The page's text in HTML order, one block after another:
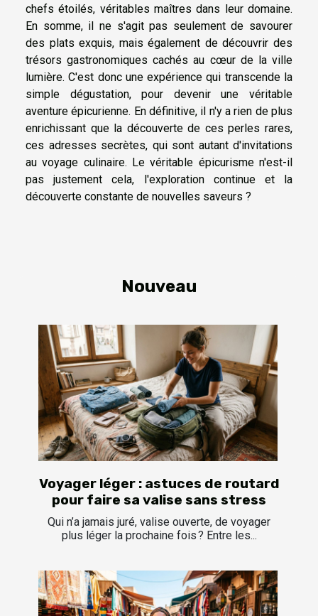
chefs étoilés, véritables maîtres dans leur domaine.
En somme, il ne s'agit pas seulement de savourer
des plats exquis, mais également de découvrir des
trésors gastronomiques cachés au cœur de la ville
lumière. C'est donc une expérience qui transcende la
simple dégustation, pour devenir une véritable
aventure épicurienne. En définitive, il n'y a rien de plus
enrichissant que la découverte de ces perles rares,
ces adresses secrètes, qui sont autant d'invitations
au voyage culinaire. Le véritable épicurisme n'est-il
pas justement cela, l'exploration continue et la
découverte constante de nouvelles saveurs ?
Nouveau
Voyager léger : astuces de routard
pour faire sa valise sans stress
Qui n’a jamais juré, valise ouverte, de voyager
plus léger la prochaine fois ? Entre les...